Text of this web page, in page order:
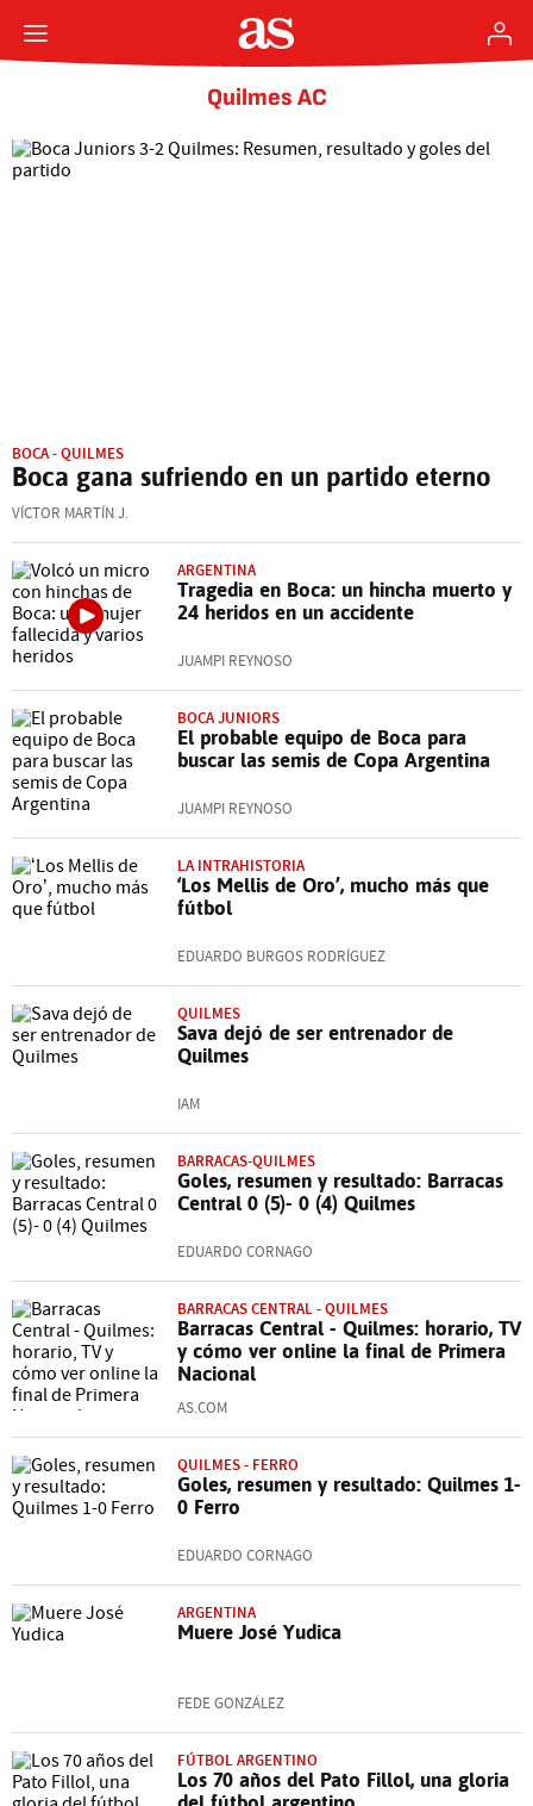
Quilmes AC
BOCA - QUILMES
Boca gana sufriendo en un partido eterno
VÍCTOR MARTÍN J.
ARGENTINA
Tragedia en Boca: un hincha muerto y
24 heridos en un accidente
JUAMPI REYNOSO
BOCA JUNIORS
El probable equipo de Boca para
buscar las semis de Copa Argentina
JUAMPI REYNOSO
LA INTRAHISTORIA
‘Los Mellis de Oro’, mucho más que
fútbol
EDUARDO BURGOS RODRÍGUEZ
QUILMES
Sava dejó de ser entrenador de
Quilmes
IAM
BARRACAS-QUILMES
Goles, resumen y resultado: Barracas
Central 0 (5)- 0 (4) Quilmes
EDUARDO CORNAGO
BARRACAS CENTRAL - QUILMES
Barracas Central - Quilmes: horario, TV
y cómo ver online la final de Primera
Nacional
AS.COM
QUILMES - FERRO
Goles, resumen y resultado: Quilmes 1-
0 Ferro
EDUARDO CORNAGO
ARGENTINA
Muere José Yudica
FEDE GONZÁLEZ
FÚTBOL ARGENTINO
Los 70 años del Pato Fillol, una gloria